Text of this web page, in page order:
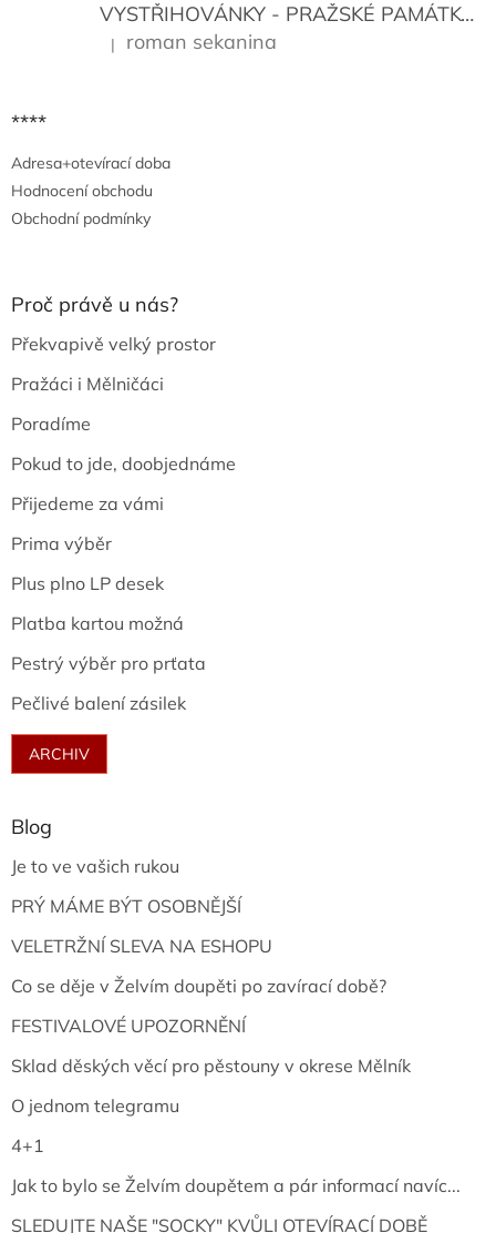
VYSTŘIHOVÁNKY - PRAŽSKÉ PAMÁTKY
Hodnocení produktu je 5 z 5 hvězdiček.
| roman sekanina
****
Adresa+otevírací doba
Hodnocení obchodu
Obchodní podmínky
Proč právě u nás?
Překvapivě velký prostor
Pražáci i Mělničáci
Poradíme
Pokud to jde, doobjednáme
Přijedeme za vámi
Prima výběr
Plus plno LP desek
Platba kartou možná
Pestrý výběr pro prťata
Pečlivé balení zásilek
ARCHIV
Blog
Je to ve vašich rukou
PRÝ MÁME BÝT OSOBNĚJŠÍ
VELETRŽNÍ SLEVA NA ESHOPU
Co se děje v Želvím doupěti po zavírací době?
FESTIVALOVÉ UPOZORNĚNÍ
Sklad děských věcí pro pěstouny v okrese Mělník
O jednom telegramu
4+1
Jak to bylo se Želvím doupětem a pár informací navíc...
SLEDUJTE NAŠE "SOCKY" KVŮLI OTEVÍRACÍ DOBĚ